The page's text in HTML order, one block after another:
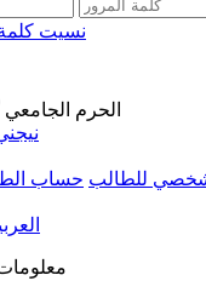
نسيت كلمة
الحرم الجامعي
للطالب حساب